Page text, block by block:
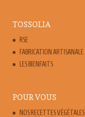
TOSSOLIA
RSE
FABRICATION ARTISANALE
LES BIENFAITS
POUR VOUS
NOS RECETTES VÉGÉTALES